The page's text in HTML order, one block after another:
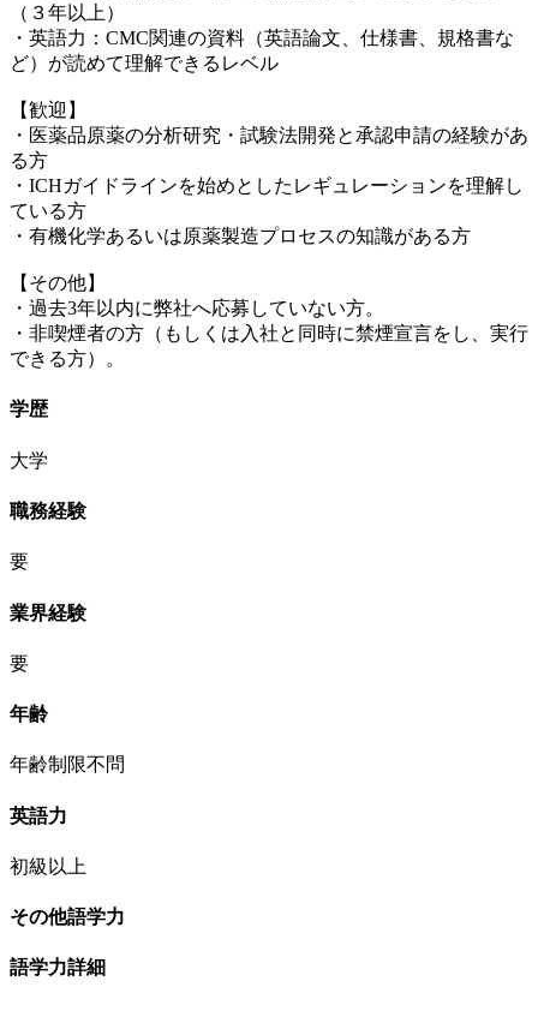
（３年以上）
・英語力：CMC関連の資料（英語論文、仕様書、規格書な
ど）が読めて理解できるレベル
【歓迎】
・医薬品原薬の分析研究・試験法開発と承認申請の経験があ
る方
・ICHガイドラインを始めとしたレギュレーションを理解し
ている方
・有機化学あるいは原薬製造プロセスの知識がある方
【その他】
・過去3年以内に弊社へ応募していない方。
・非喫煙者の方（もしくは入社と同時に禁煙宣言をし、実行
できる方）。
学歴
大学
職務経験
要
業界経験
要
年齢
年齢制限不問
英語力
初級以上
その他語学力
語学力詳細